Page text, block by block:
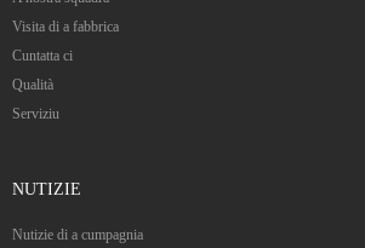
Visita di a fabbrica
Cuntatta ci
Qualità
Serviziu
NUTIZIE
Nutizie di a cumpagnia